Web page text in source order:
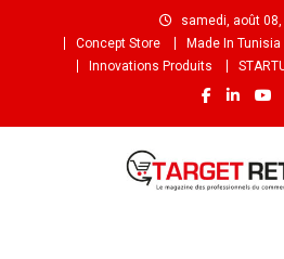
samedi, août 08,
Concept Store
Made In Tunisia
Innovations Produits